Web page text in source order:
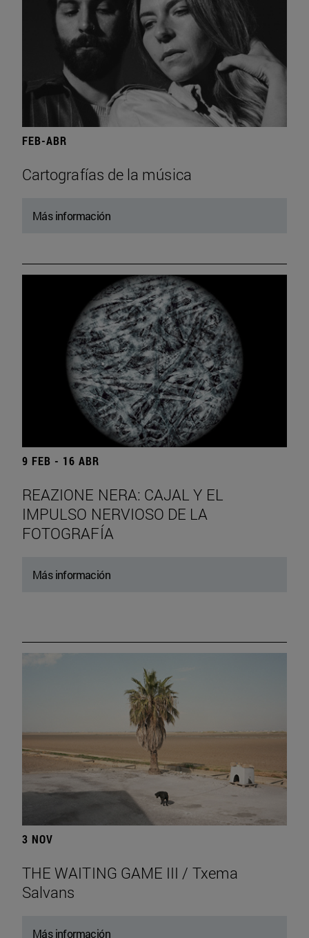
FEB-ABR
Cartografías de la música
Más información
9 FEB - 16 ABR
REAZIONE NERA: CAJAL Y EL
IMPULSO NERVIOSO DE LA
FOTOGRAFÍA
Más información
3 NOV
THE WAITING GAME III / Txema
Salvans
Más información